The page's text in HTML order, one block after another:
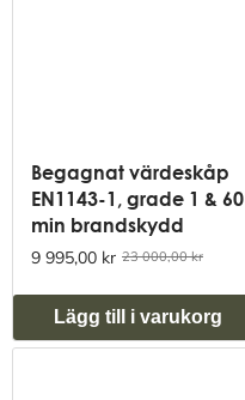
Begagnat värdeskåp
EN1143-1, grade 1 & 60
min brandskydd
9 995,00 kr 23 000,00 kr
Lägg till i varukorg